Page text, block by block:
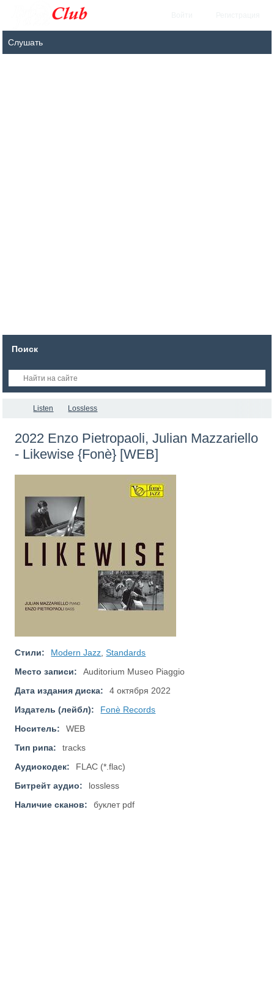
Поиск
Listen Lossless
2022 Enzo Pietropaoli, Julian Mazzariello
- Likewise {Fonè} [WEB]
Стили: Modern Jazz ,Standards
Место записи:
Auditorium Museo Piaggio
Дата издания диска:
4 октября 2022
Издатель (лейбл):
Fonè Records
Носитель:
WEB
Тип рипа:
tracks
Аудиокодек:
FLAC (*.flac)
Битрейт аудио:
lossless
Наличие сканов:
буклет pdf